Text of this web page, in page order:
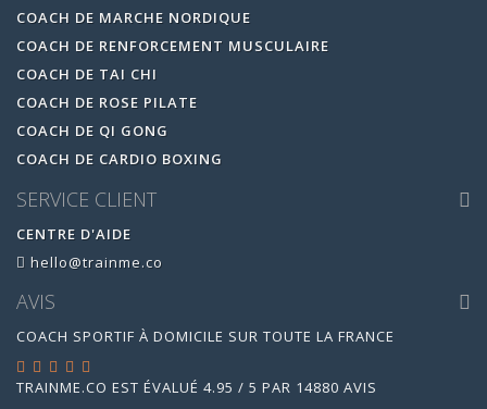
COACH DE MARCHE NORDIQUE
COACH DE RENFORCEMENT MUSCULAIRE
COACH DE TAI CHI
COACH DE ROSE PILATE
COACH DE QI GONG
COACH DE CARDIO BOXING
SERVICE CLIENT
CENTRE D'AIDE
hello@trainme.co
AVIS
COACH SPORTIF À DOMICILE SUR TOUTE LA FRANCE
TRAINME.CO EST ÉVALUÉ 4.95 / 5 PAR 14880 AVIS